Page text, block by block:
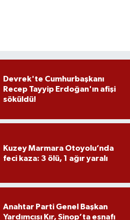
Devrek'te Cumhurbaşkanı
Recep Tayyip Erdoğan'ın afişi
söküldü!
Kuzey Marmara Otoyolu’nda
feci kaza: 3 ölü, 1 ağır yaralı
Anahtar Parti Genel Başkan
Yardımcısı Kır, Sinop’ta esnafı